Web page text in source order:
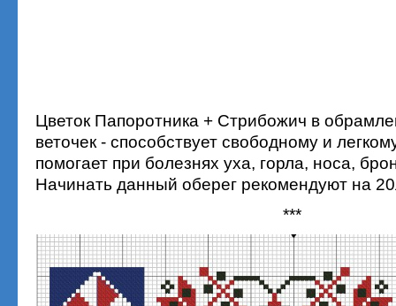
Цветок Папоротника + Стрибожич в
веточек - способствует свободному и
помогает при болезнях уха, горла, носа,
Начинать данный оберег рекомендуют на
***